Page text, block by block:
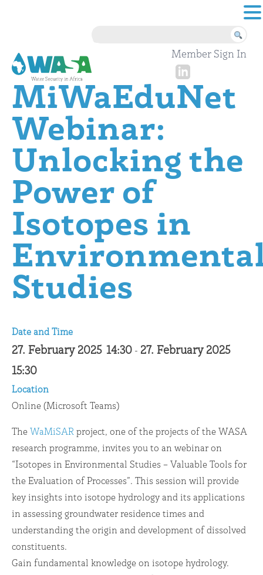
Skip to content Member Sign In
MiWaEduNet
Webinar:
Unlocking the
Power of
Isotopes in
Studies
Date and Time
27. February 2025 14:30 - 27. February 2025
15:30
Location
Online (Microsoft Teams)
The WaMiSAR project, one of the projects of the WASA
research programme, invites you to an webinar on
“Isotopes in Environmental Studies – Valuable Tools for
the Evaluation of Processes”. This session will provide
key insights into isotope hydrology and its applications
in assessing groundwater residence times and
understanding the origin and development of dissolved
constituents.
Gain fundamental knowledge on isotope hydrology.